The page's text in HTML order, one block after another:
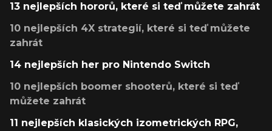
13 nejlepších hororů, které si teď můžete zahrát
10 nejlepších 4X strategií, které si teď můžete
zahrát
14 nejlepších her pro Nintendo Switch
10 nejlepších boomer shooterů, které si teď
můžete zahrát
11 nejlepších klasických izometrických RPG,